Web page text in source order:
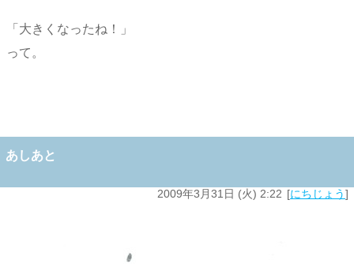
「大きくなったね！」
って。
あしあと
2009年3月31日 (火) 2:22 にちじょう